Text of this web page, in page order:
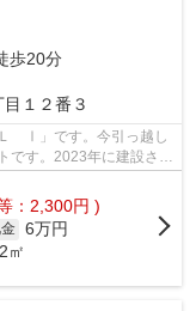
歩20分
目１２番３
Ⅰ」です。今引っ越し
です。2023年に建設され
：2,300円 )
6万円
㎡